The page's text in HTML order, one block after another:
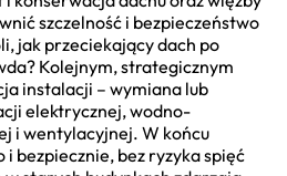
szczelność i bezpieczeństwo
jak przeciekający dach po
Kolejnym, strategicznym
instalacji – wymiana lub
elektrycznej, wodno-
i wentylacyjnej. W końcu
bezpiecznie, bez ryzyka spięć